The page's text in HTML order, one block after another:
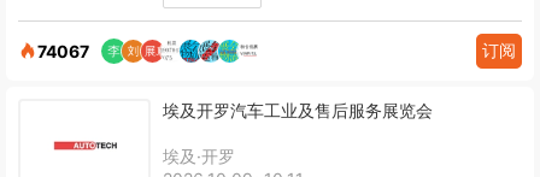
74067 订阅
埃及开罗汽车工业及售后服务展览会
埃及·开罗